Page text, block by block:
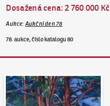
Dosažená cena:2 760 000 Kč
Aukce: Aukční den 78
78. aukce, číslo katalogu 80
Aukční den 95